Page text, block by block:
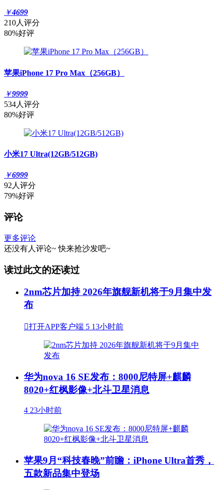
￥4699
210人评分
80%好评
苹果iPhone 17 Pro Max（256GB）
￥9999
534人评分
80%好评
小米17 Ultra(12GB/512GB)
￥6999
92人评分
79%好评
评论
更多评论
还没有人评论~ 快来抢沙发吧~
读过此文的还读过
2nm芯片加持 2026年旗舰新机将于9月集中发
布
打开APP客户端 5 13小时前
华为nova 16 SE发布：8000尼特屏+麒麟
8020+红枫影像+北斗卫星消息
4 23小时前
苹果9月“科技春晚”前瞻：iPhone Ultra首秀，
五款新品集中登场